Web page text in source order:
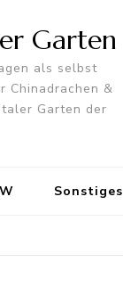
Garten
als selbst
Chinadrachen &
Garten der
Sonstiges